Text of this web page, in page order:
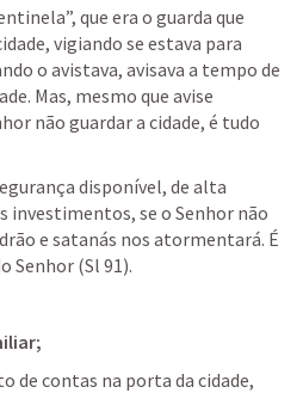
que era o guarda que
vigiando se estava para
o avistava, avisava a tempo de
Mas, mesmo que avise
não guardar a cidade, é tudo
disponível, de alta
investimentos, se o Senhor não
e satanás nos atormentará. É
Senhor (Sl 91).
de contas na porta da cidade,